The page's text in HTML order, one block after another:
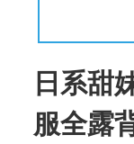
日系甜
服全露